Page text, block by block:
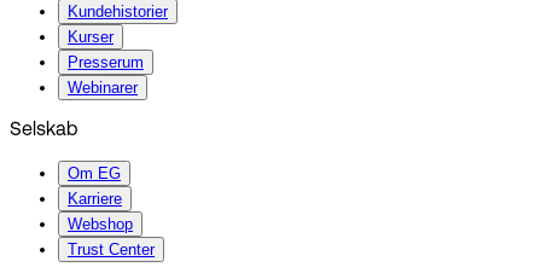
Kundehistorier
Kurser
Presserum
Webinarer
Selskab
Om EG
Karriere
Webshop
Trust Center